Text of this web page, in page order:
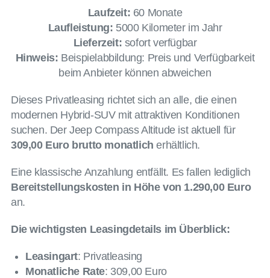
Laufzeit: 60 Monate
Laufleistung: 5000 Kilometer im Jahr
Lieferzeit: sofort verfügbar
Hinweis: Beispielabbildung: Preis und Verfügbarkeit
beim Anbieter können abweichen
Dieses Privatleasing richtet sich an alle, die einen
modernen Hybrid-SUV mit attraktiven Konditionen
suchen. Der Jeep Compass Altitude ist aktuell für
309,00 Euro brutto monatlich erhältlich.
Eine klassische Anzahlung entfällt. Es fallen lediglich
Bereitstellungskosten in Höhe von 1.290,00 Euro
an.
Die wichtigsten Leasingdetails im Überblick:
Leasingart: Privatleasing
Monatliche Rate: 309,00 Euro